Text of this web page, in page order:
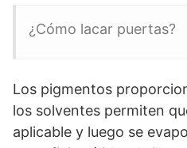
¿Cómo lacar puertas?
Los pigmentos
los solventes permiten
aplicable y luego se